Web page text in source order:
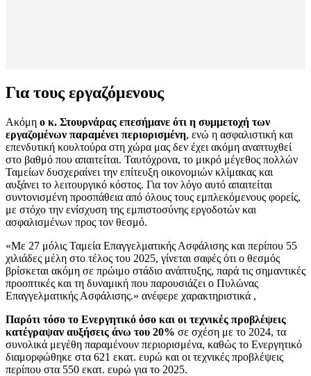
Για τους εργαζόμενους
Ακόμη ο κ. Στουρνάρας επεσήμανε ότι η συμμετοχή των
εργαζομένων παραμένει περιορισμένη, ενώ η ασφαλιστική και
επενδυτική κουλτούρα στη χώρα μας δεν έχει ακόμη αναπτυχθεί
στο βαθμό που απαιτείται. Ταυτόχρονα, το μικρό μέγεθος πολλών
Ταμείων δυσχεραίνει την επίτευξη οικονομιών κλίμακας και
αυξάνει το λειτουργικό κόστος. Για τον λόγο αυτό απαιτείται
συντονισμένη προσπάθεια από όλους τους εμπλεκόμενους φορείς,
με στόχο την ενίσχυση της εμπιστοσύνης εργοδοτών και
ασφαλισμένων προς τον θεσμό.
«Με 27 μόλις Ταμεία Επαγγελματικής Ασφάλισης και περίπου 55
χιλιάδες μέλη στο τέλος του 2025, γίνεται σαφές ότι ο θεσμός
βρίσκεται ακόμη σε πρώιμο στάδιο ανάπτυξης, παρά τις σημαντικές
προοπτικές και τη δυναμική που παρουσιάζει ο Πυλώνας
Επαγγελματικής Ασφάλισης.» ανέφερε χαρακτηριστικά ,
Παρότι τόσο το Ενεργητικό όσο και οι τεχνικές προβλέψεις
κατέγραψαν αυξήσεις άνω του 20% σε σχέση με το 2024, τα
συνολικά μεγέθη παραμένουν περιορισμένα, καθώς το Ενεργητικό
διαμορφώθηκε στα 621 εκατ. ευρώ και οι τεχνικές προβλέψεις
περίπου στα 550 εκατ. ευρώ για το 2025.